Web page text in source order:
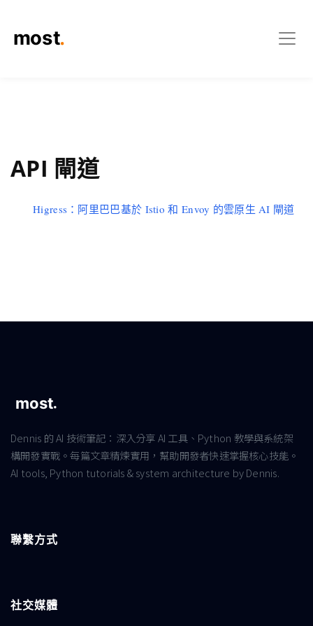
API 閘道
Higress：阿里巴巴基於 Istio 和 Envoy 的雲原生 AI 閘道
Dennis 的 AI 技術筆記：深入分享 AI 工具、Python 教學與系統架
構開發實戰。每篇文章精煉實用，幫助開發者快速掌握核心技能。
AI tools, Python tutorials & system architecture by Dennis.
聯繫方式
社交媒體